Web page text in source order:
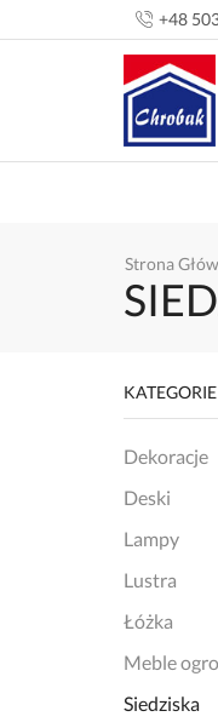
+48
Strona
Dekoracje
Deski
Lampy
Lustra
Łóżka
Meble
Siedziska